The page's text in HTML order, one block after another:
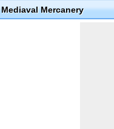
Mediaval Mercanery